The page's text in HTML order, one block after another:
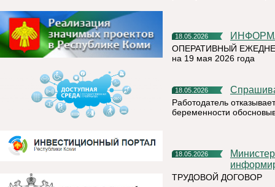
18.05.2026
ОПЕРАТИВНЫЙ
на 19 мая 2026 года
18.05.2026
Работодатель
беременности
18.05.2026
Министерство труда и социальной защиты Республики Коми
ТРУДОВОЙ ДОГОВОР